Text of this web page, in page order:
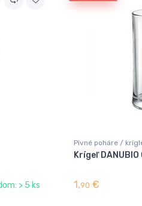
> 5 ks
Pivné poháre /
Krígeľ
1,90 €